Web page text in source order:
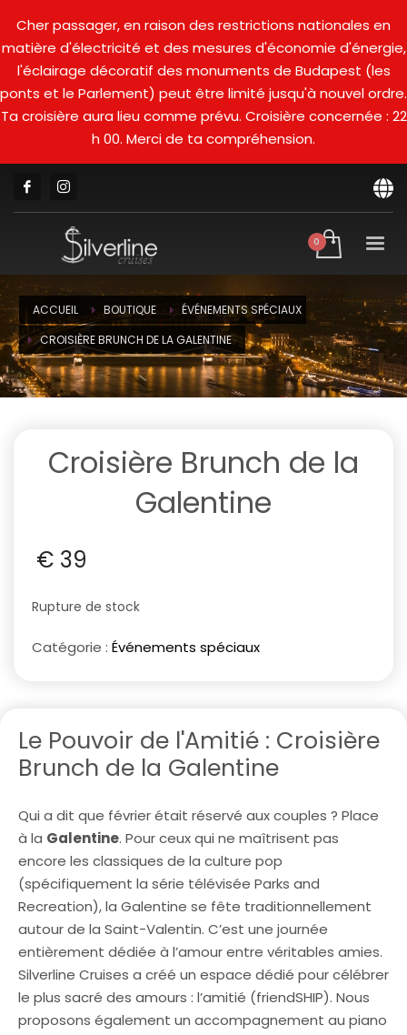
Cher passager, en raison des restrictions nationales en
matière d'électricité et des mesures d'économie d'énergie,
l'éclairage décoratif des monuments de Budapest (les
ponts et le Parlement) peut être limité jusqu'à nouvel ordre.
Ta croisière aura lieu comme prévu. Croisière concernée : 22
h 00. Merci de ta compréhension.
ACCUEIL BOUTIQUE
ÉVÉNEMENTS SPÉCIAUX
CROISIÈRE BRUNCH DE LA GALENTINE
Croisière Brunch de la
Galentine
€ 39
Rupture de stock
Catégorie : Événements spéciaux
Le Pouvoir de l'Amitié : Croisière
Brunch de la Galentine
Qui a dit que février était réservé aux couples ? Place
à la Galentine. Pour ceux qui ne maîtrisent pas
encore les classiques de la culture pop
(spécifiquement la série télévisée Parks and
Recreation), la Galentine se fête traditionnellement
autour de la Saint-Valentin. C’est une journée
entièrement dédiée à l’amour entre véritables amies.
Silverline Cruises a créé un espace dédié pour célébrer
le plus sacré des amours : l’amitié (friendSHIP). Nous
proposons également un accompagnement au piano